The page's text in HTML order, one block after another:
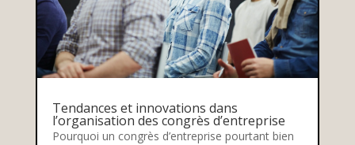
Tendances et innovations dans
l’organisation des congrès d’entreprise
Pourquoi un congrès d’entreprise pourtant bien